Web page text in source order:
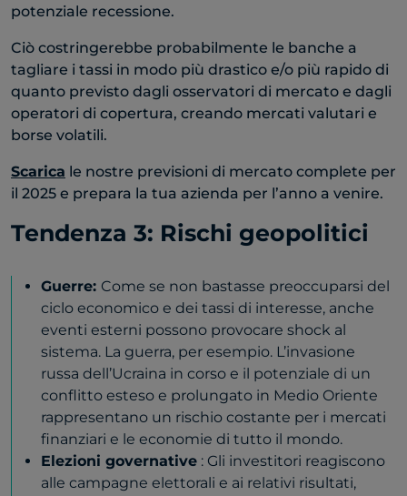
potenziale recessione.
Ciò costringerebbe probabilmente le banche a
tagliare i tassi in modo più drastico e/o più rapido di
quanto previsto dagli osservatori di mercato e dagli
operatori di copertura, creando mercati valutari e
borse volatili.
Scarica le nostre previsioni di mercato complete per
il 2025 e prepara la tua azienda per l’anno a venire.
Tendenza 3: Rischi geopolitici
Guerre: Come se non bastasse preoccuparsi del
ciclo economico e dei tassi di interesse, anche
eventi esterni possono provocare shock al
sistema. La guerra, per esempio. L’invasione
russa dell’Ucraina in corso e il potenziale di un
conflitto esteso e prolungato in Medio Oriente
rappresentano un rischio costante per i mercati
finanziari e le economie di tutto il mondo.
Elezioni governative : Gli investitori reagiscono
alle campagne elettorali e ai relativi risultati,